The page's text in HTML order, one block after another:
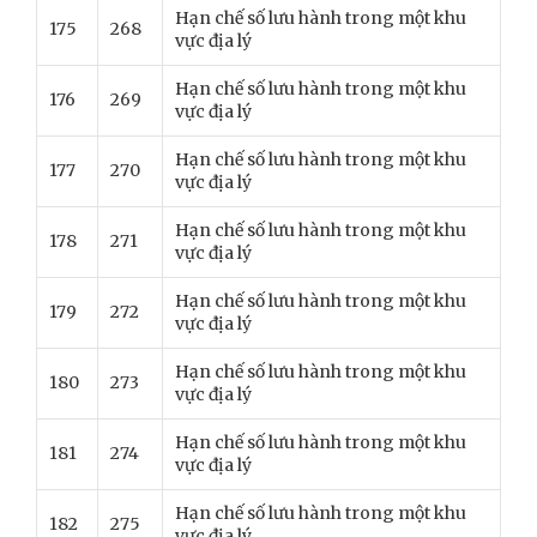
175 268
Hạn chế số lưu hành trong một khu
vực địa lý
176 269
Hạn chế số lưu hành trong một khu
vực địa lý
177 270
Hạn chế số lưu hành trong một khu
vực địa lý
178 271
Hạn chế số lưu hành trong một khu
vực địa lý
179 272
Hạn chế số lưu hành trong một khu
vực địa lý
180 273
Hạn chế số lưu hành trong một khu
vực địa lý
181 274
Hạn chế số lưu hành trong một khu
vực địa lý
182 275
Hạn chế số lưu hành trong một khu